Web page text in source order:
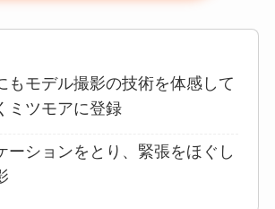
もモデル撮影の技術を体感して
ミツモアに登録
ーションをとり、緊張をほぐし